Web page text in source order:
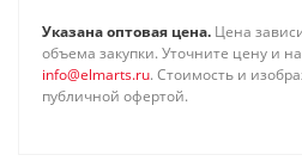
Указана оптовая цена. Цена
объема закупки. Уточните цену и
info@elmarts.ru. Стоимость и
публичной офертой.